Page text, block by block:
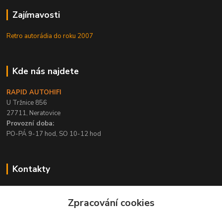
Zajímavosti
Retro autorádia do roku 2007
Kde nás najdete
RAPID AUTOHIFI
U Tržnice 856
27711, Neratovice
Provozní doba:
PO-PÁ 9-17 hod, SO 10-12 hod
Kontakty
PO-PÁ / 9-17 hod, SO 10-12 hodZpracování cookies